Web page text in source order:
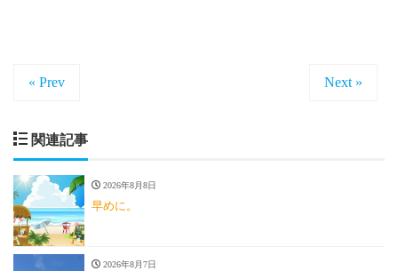
« Prev Next »
関連記事
2026年8月8日
早めに。
2026年8月7日